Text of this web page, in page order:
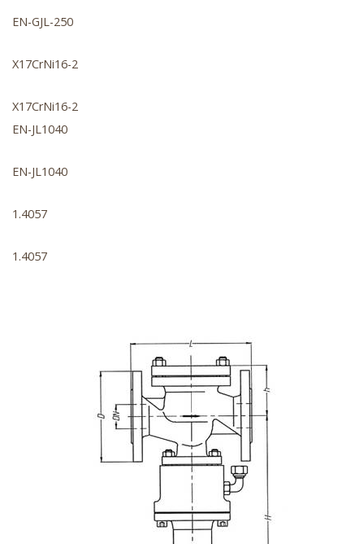
EN-GJL-250
X17CrNi16-2
X17CrNi16-2
EN-JL1040
EN-JL1040
1.4057
1.4057